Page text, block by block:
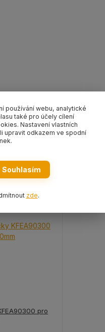
1
pro
používání webu, analytické
také pro účely cílení
Nastavení vlastních
upravit odkazem ve spodní
Souhlasím
zde.